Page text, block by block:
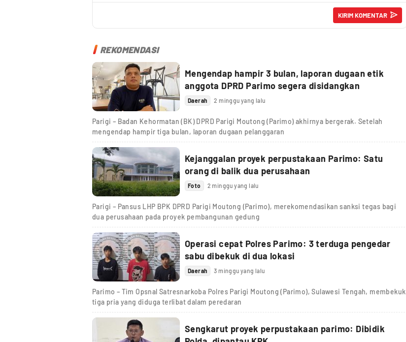
REKOMENDASI
Mengendap hampir 3 bulan, laporan dugaan etik
anggota DPRD Parimo segera disidangkan
Daerah 2 minggu yang lalu
Parigi – Badan Kehormatan (BK) DPRD Parigi Moutong (Parimo) akhirnya bergerak. Setelah
mengendap hampir tiga bulan, laporan dugaan pelanggaran
Kejanggalan proyek perpustakaan Parimo: Satu
orang di balik dua perusahaan
Foto 2 minggu yang lalu
Parigi – Pansus LHP BPK DPRD Parigi Moutong (Parimo), merekomendasikan sanksi tegas bagi
dua perusahaan pada proyek pembangunan gedung
Operasi cepat Polres Parimo: 3 terduga pengedar
sabu dibekuk di dua lokasi
Daerah 3 minggu yang lalu
Parimo – Tim Opsnal Satresnarkoba Polres Parigi Moutong (Parimo), Sulawesi Tengah, membekuk
tiga pria yang diduga terlibat dalam peredaran
Sengkarut proyek perpustakaan parimo: Dibidik